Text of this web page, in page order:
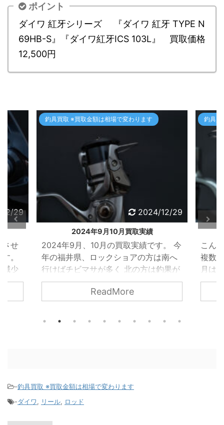
ポイント
ダイワ 紅牙シリーズ 『ダイワ 紅牙 TYPE N
69HB-S』『ダイワ紅牙ICS 103L』 買取価格
12,500円
29
させ
。
減少
すが
！
釣具買取 ※買取金額は相場で変わります
2024/12/29
2024年9月10月買取実績
2024年9月、10月の買取実績です。 今
年の福井県、ロックショアの方は南へ
行けばチビマサが多く 北の方は釣果が
かなり悪い状況です・・・。 今月も
あまり釣りに行かなくなるのでメイン
トから小物まですべて買い取って欲し
ReadMore
釣具買
こん
複数
月は
辞め
-釣具買取 ※買取金額は相場で変わります
-ダイワ, リール, ロッド